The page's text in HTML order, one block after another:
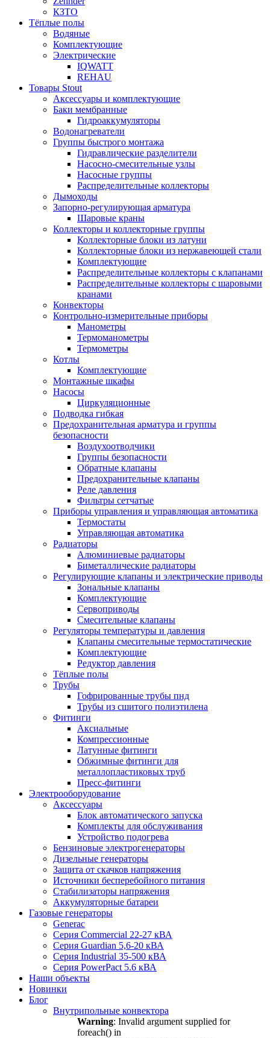
КЗТО
Тёплые полы
Водяные
Комплектующие
Электрические
IQWATT
REHAU
Товары Stout
Аксессуары и комплектующие
Баки мембранные
Гидроаккумуляторы
Водонагреватели
Группы быстрого монтажа
Гидравлические разделители
Насосно-смесительные узлы
Насосные группы
Распределительные коллекторы
Дымоходы
Запорно-регулирующая арматура
Шаровые краны
Коллекторы и коллекторные группы
Коллекторные блоки из латуни
Коллекторные блоки из нержавеющей стали
Комплектующие
Распределительные коллекторы с клапанами
Распределительные коллекторы с шаровыми
кранами
Конвекторы
Контрольно-измерительные приборы
Манометры
Термоманометры
Термометры
Котлы
Комплектующие
Монтажные шкафы
Насосы
Циркуляционные
Подводка гибкая
Предохранительная арматура и группы
безопасности
Воздухоотводчики
Группы безопасности
Обратные клапаны
Предохранительные клапаны
Реле давления
Фильтры сетчатые
Приборы управления и управляющая автоматика
Термостаты
Управляющая автоматика
Радиаторы
Алюминиевые радиаторы
Биметаллические радиаторы
Регулирующие клапаны и электрические приводы
Зональные клапаны
Комплектующие
Сервоприводы
Смесительные клапаны
Регуляторы температуры и давления
Клапаны смесительные термостатические
Комплектующие
Редуктор давления
Тёплые полы
Трубы
Гофрированные трубы пнд
Трубы из сшитого полиэтилена
Фитинги
Аксиальные
Компрессионные
Латунные фитинги
Обжимные фитинги для
металлопластиковых труб
Пресс-фитинги
Электрооборудование
Аксессуары
Блок автоматического запуска
Комплекты для обслуживания
Устройство подогрева
Бензиновые электрогенераторы
Дизельные генераторы
Защита от скачков напряжения
Источники бесперебойного питания
Стабилизаторы напряжения
Аккумуляторные батареи
Газовые генераторы
Generac
Серия Commercial 22-27 кВА
Серия Guardian 5,6-20 кВА
Серия Industrial 35-500 кВА
Серия PowerPact 5.6 кВА
Наши объекты
Новинки
Блог
Внутрипольные конвектора
Warning: Invalid argument supplied for
foreach() in